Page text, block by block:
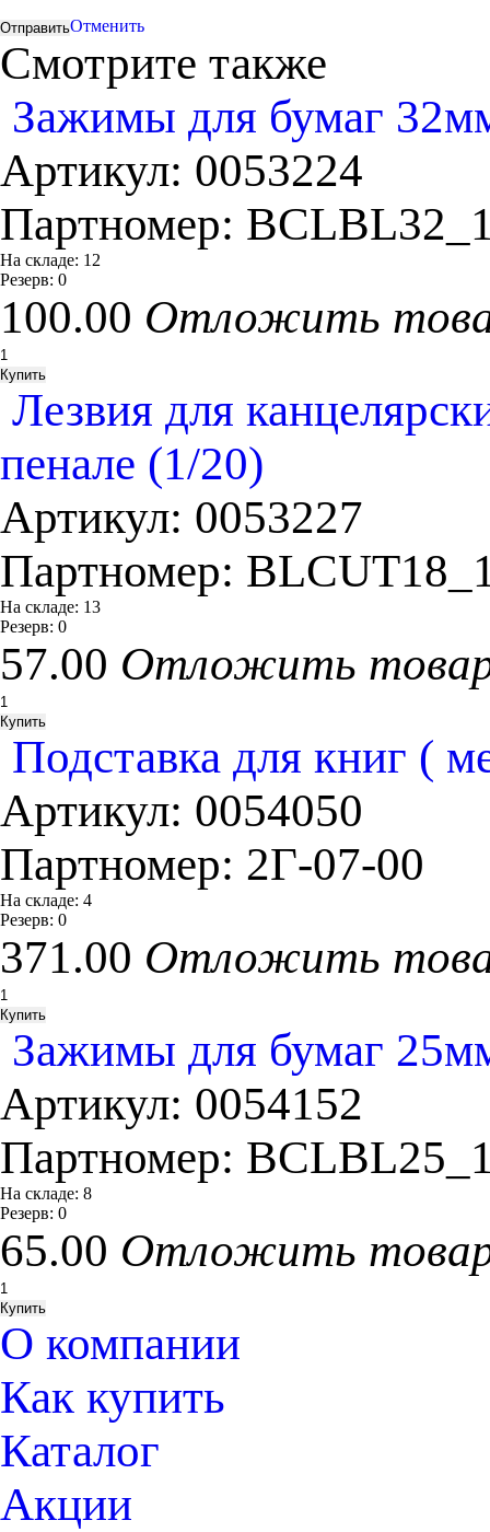
Отменить
Смотрите также
Зажимы для бумаг
Артикул: 0053224
Партномер:
На складе: 12
Резерв: 0
100.00 Отложить
Лезвия для
пенале (1/20)
Артикул: 0053227
Партномер:
На складе: 13
Резерв: 0
57.00 Отложить
Подставка для книг (
Артикул: 0054050
Партномер: 2Г-07-00
На складе: 4
Резерв: 0
371.00 Отложить
Зажимы для бумаг
Артикул: 0054152
Партномер:
На складе: 8
Резерв: 0
65.00 Отложить
О компании
Как купить
Каталог
Акции